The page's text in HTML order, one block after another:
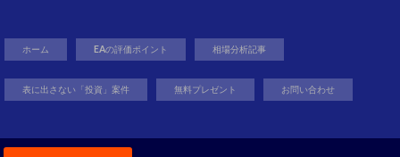
ホーム EAの評価ポイント 相場分析記事
表に出さない「投資」案件 無料プレゼント お問い合わせ